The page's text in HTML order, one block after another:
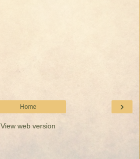
›
Home
View web version